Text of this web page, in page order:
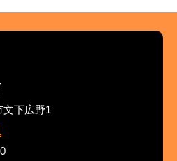
文下広野1